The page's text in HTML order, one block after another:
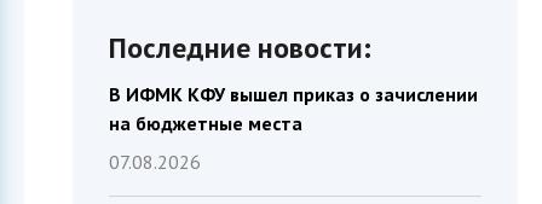
Последние новости:
В ИФМК КФУ вышел приказ о зачислении
на бюджетные места
07.08.2026